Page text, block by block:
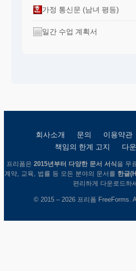
가정 통신문 (남녀 평등)
일간 수업 계획서
회사소개 문의 이용약관
책임의 한계 고지
다
프리폼은 2015년부터 다양한 문서 서식 을 무
계약, 교육, 법률 등 모든 분야의 문서를 한글
편리하게 다운로드하
© 2015 – 2026 프리폼 FreeForms.